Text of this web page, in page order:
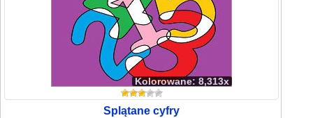
Kolorowane: 8,313x
Splątane cyfry